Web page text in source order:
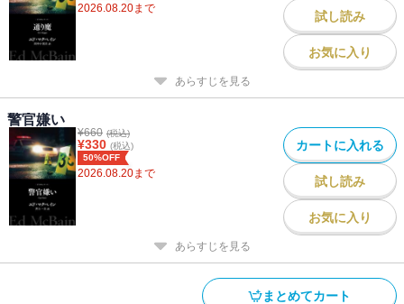
2026.08.20まで
試し読み
お気に入り
あらすじを見る
警官嫌い
¥660 (税込)
¥330 (税込)
50%OFF
2026.08.20まで
カートに入れる
試し読み
お気に入り
あらすじを見る
まとめてカート